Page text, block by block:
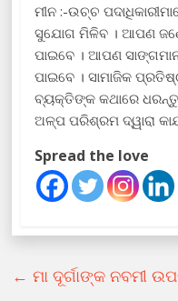
ମୀନ :-ଉଚ୍ଚ
ସୁଯୋଗ ମିଳିବ । ଆପଣ ଜଣେ
ପାଇବେ । ଆପଣ
ପାଇବେ । ସାମାଜିକ
ବ୍ୟକ୍ତିଙ୍କ କଥାରେ ଧରନ୍ତୁ
ଅଳ୍ପ ପରିଶ୍ରମ ଦ୍ୱାରା
Spread the love
← ମା ଦୂର୍ଗାଙ୍କ ନବମୀ